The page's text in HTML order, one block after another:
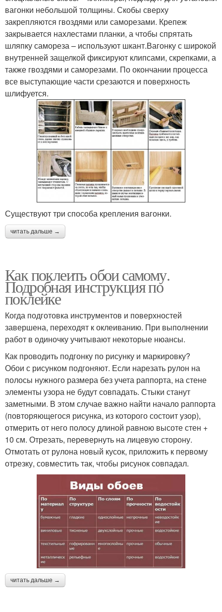
вагонки небольшой толщины. Скобы сверху
закрепляются гвоздями или саморезами. Крепеж
закрывается нахлестами планки, а чтобы спрятать
шляпку самореза – используют шкант.Вагонку с широкой
внутренней защелкой фиксируют клипсами, скрепками, а
также гвоздями и саморезами. По окончании процесса
все выступающие части срезаются и поверхность
шлифуется.
Существуют три способа крепления вагонки.
читать дальше →
Как поклеить обои самому.
Подробная инструкция по
поклейке
Когда подготовка инструментов и поверхностей
завершена, переходят к оклеиванию. При выполнении
работ в одиночку учитывают некоторые нюансы.
Как проводить подгонку по рисунку и маркировку?
Обои с рисунком подгоняют. Если нарезать рулон на
полосы нужного размера без учета раппорта, на стене
элементы узора не будут совпадать. Стыки станут
заметными. В этом случае важно найти начало раппорта
(повторяющегося рисунка, из которого состоит узор),
отмерить от него полосу длиной равною высоте стен +
10 см. Отрезать, перевернуть на лицевую сторону.
Отмотать от рулона новый кусок, приложить к первому
отрезку, совместить так, чтобы рисунок совпадал.
читать дальше →